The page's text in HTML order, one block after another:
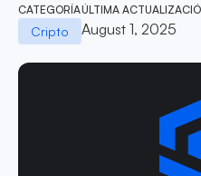
CATEGORÍA
Cripto
ÚLTIMA
August 1, 2025